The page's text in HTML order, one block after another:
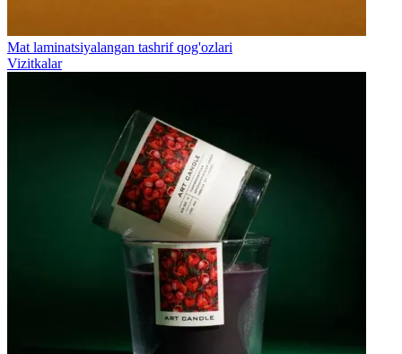
Mat laminatsiyalangan tashrif qog'ozlari
Vizitkalar